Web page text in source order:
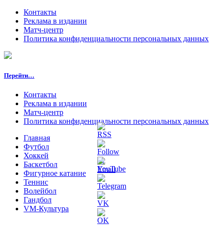
Контакты
Реклама в издании
Матч-центр
Политика конфиденциальности персональных данных
Перейти…
Контакты
Реклама в издании
Матч-центр
Политика конфиденциальности персональных данных
Главная
Футбол
Хоккей
Баскетбол
Фигурное катание
Теннис
Волейбол
Гандбол
VM-Культура